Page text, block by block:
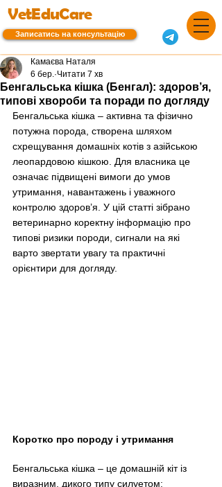
VetEduCare
Записатись на консультацію
Бенгальська кішка (Бенгал): здоров’я,
типові хвороби та поради по догляду
Камаєва Наталя
6 бер. Читати 7 хв
Бенгальська кішка – активна та фізично
потужна порода, створена шляхом
схрещування домашніх котів з азійською
леопардовою кішкою. Для власника це
означає підвищені вимоги до умов
утримання, навантажень і уважного
контролю здоров’я. У цій статті зібрано
ветеринарно коректну інформацію про
типові ризики породи, сигнали на які
варто звертати увагу та практичні
орієнтири для догляду.
Коротко про породу і утримання
Бенгальська кішка – це домашній кіт із
виразним, дикого типу силуетом: